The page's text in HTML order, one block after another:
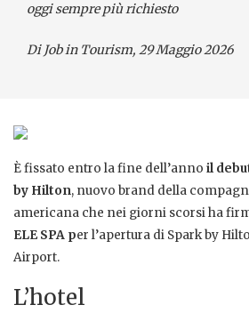
oggi sempre più richiesto
Di Job in Tourism, 29 Maggio 2026
È fissato entro la fine dell’anno il
by Hilton, nuovo brand della
americana che nei giorni scorsi ha
ELE SPA per l’apertura di Spark by
Airport.
L’hotel